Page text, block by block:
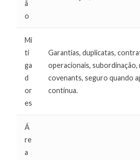
ã
o
Mi
ti
ga
d
or
es
Garantias, duplicatas,
operacionais,
covenants, seguro quando
contínua.
Á
re
a